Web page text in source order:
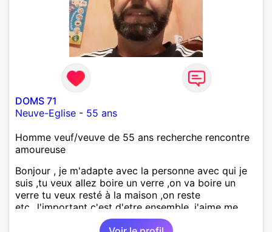
DOMS 71
Neuve-Eglise - 55 ans
Homme veuf/veuve de 55 ans recherche rencontre
amoureuse
Bonjour , je m'adapte avec la personne avec qui je
suis ,tu veux allez boire un verre ,on va boire un
verre tu veux resté à la maison ,on reste
etc...l'important c'est d'etre ensemble .j'aime me
balader , faire du sport , regarder des film , aller au